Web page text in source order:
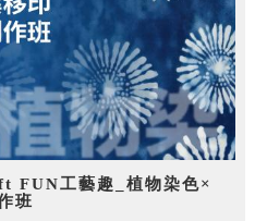
FUN工藝趣_植物染色×
班